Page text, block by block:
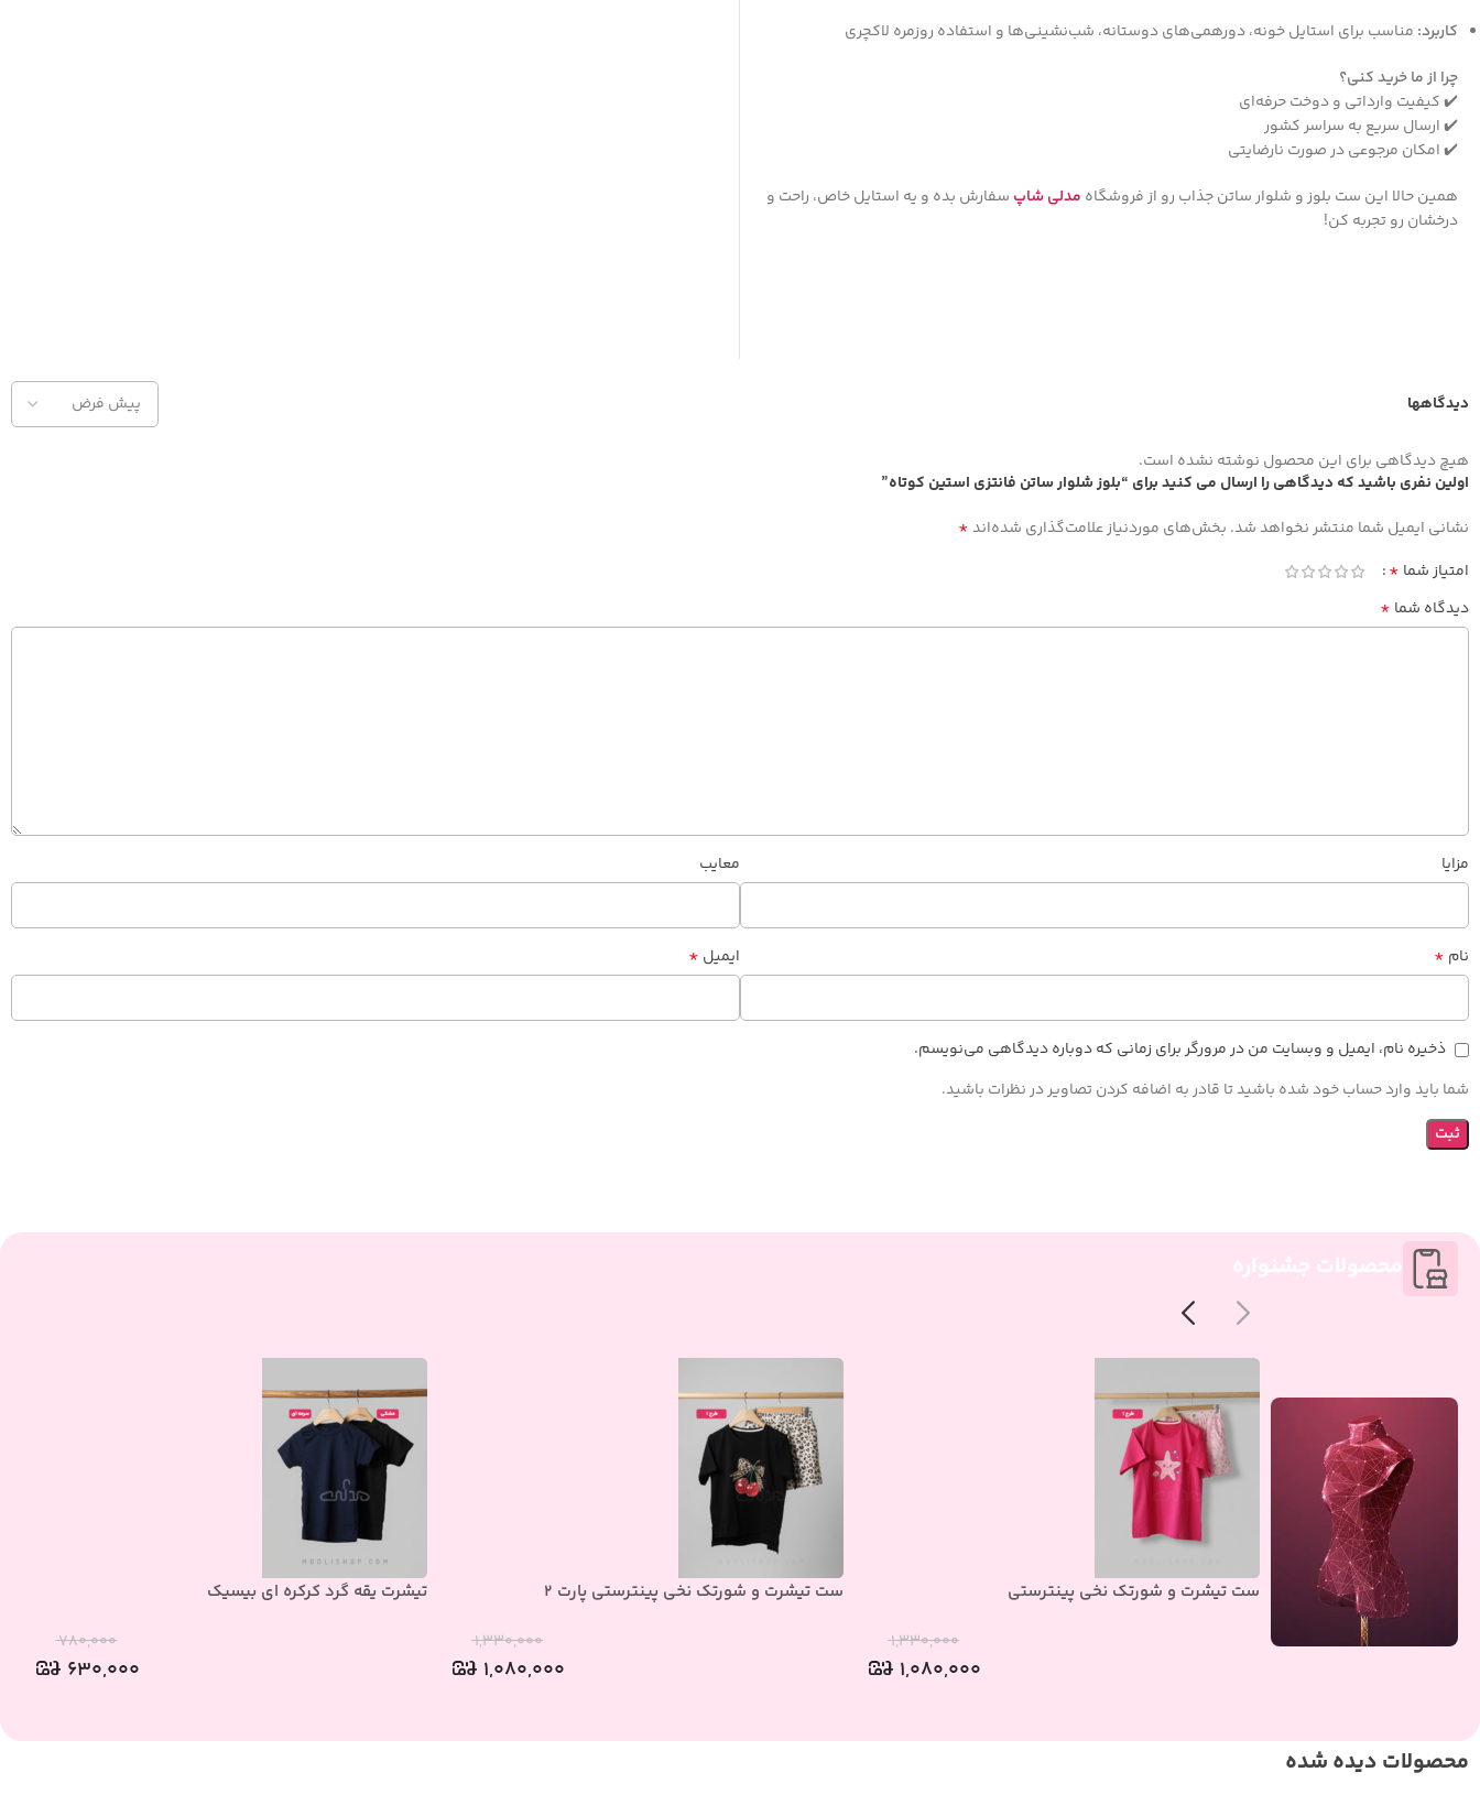
کاربرد: مناسب برای استایل خونه، دورهمی‌های دوستانه، شب‌نشینی‌ها و استفاده روزمره لاکچری
چرا از ما خرید کنی؟
✔️ کیفیت وارداتی و دوخت حرفه‌ای
✔️ ارسال سریع به سراسر کشور
✔️ امکان مرجوعی در صورت نارضایتی
همین حالا این ست بلوز و شلوار ساتن جذاب رو از فروشگاه مدلی شاپ سفارش بده و یه استایل خاص، راحت و
درخشان رو تجربه کن!
دیدگاهها
هیچ دیدگاهی برای این محصول نوشته نشده است.
اولین نفری باشید که دیدگاهی را ارسال می کنید برای “بلوز شلوار ساتن فانتزی استین کوتاه”
نشانی ایمیل شما منتشر نخواهد شد. بخش‌های موردنیاز علامت‌گذاری شده‌اند*
امتیاز شما *
دیدگاه شما *
مزایا معایب
نام * ایمیل *
ذخیره نام، ایمیل و وبسایت من در مرورگر برای زمانی که دوباره دیدگاهی می‌نویسم.
شما باید وارد حساب خود شده باشید تا قادر به اضافه کردن تصاویر در نظرات باشید.
محصولات جشنواره
ست تیشرت و شورتک نخی پینترستی
۱,۳۳۰,۰۰۰
۱,۰۸۰,۰۰۰
ست تیشرت و شورتک نخی پینترستی پارت 2
۱,۳۳۰,۰۰۰
۱,۰۸۰,۰۰۰
تیشرت یقه گرد کرکره ای بیسیک
۷۸۰,۰۰۰
۶۳۰,۰۰۰
محصولات دیده شده